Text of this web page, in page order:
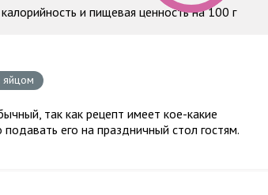
и пищевая ценность на 100 г
яйцом
так как рецепт имеет кое-какие
его на праздничный стол гостям.